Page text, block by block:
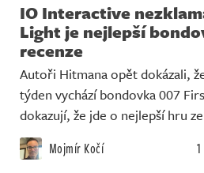
IO Interactive
Light je nejlepší
recenze
Autoři Hitmana opět dokázali,
týden vychází bondovka 007
dokazují, že jde o nejlepší hru
Mojmír Kočí